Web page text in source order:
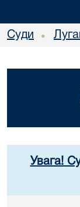
Суди •
Увага!